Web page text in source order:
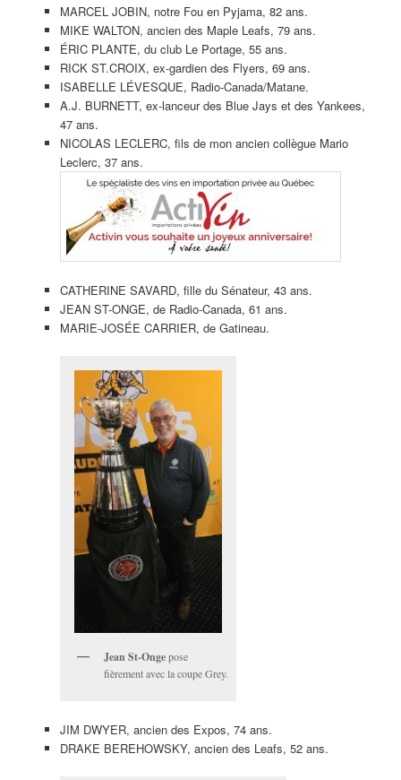
MARCEL JOBIN, notre Fou en Pyjama, 82 ans.
MIKE WALTON, ancien des Maple Leafs, 79 ans.
ÉRIC PLANTE, du club Le Portage, 55 ans.
RICK ST.CROIX, ex-gardien des Flyers, 69 ans.
ISABELLE LÉVESQUE, Radio-Canada/Matane.
A.J. BURNETT, ex-lanceur des Blue Jays et des Yankees,
47 ans.
NICOLAS LECLERC, fils de mon ancien collègue Mario
Leclerc, 37 ans.
CATHERINE SAVARD, fille du Sénateur, 43 ans.
JEAN ST-ONGE, de Radio-Canada, 61 ans.
MARIE-JOSÉE CARRIER, de Gatineau.
Jean St-Ongepose
fièrement avec la coupe Grey.
JIM DWYER, ancien des Expos, 74 ans.
DRAKE BEREHOWSKY, ancien des Leafs, 52 ans.